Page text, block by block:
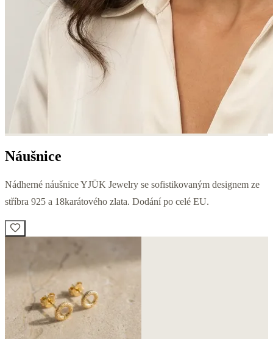
Náušnice
Nádherné náušnice YJÜK Jewelry se sofistikovaným designem ze
stříbra 925 a 18karátového zlata. Dodání po celé EU.